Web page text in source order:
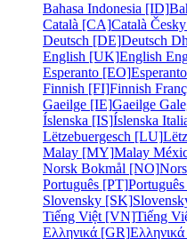
Bahasa Indonesia [ID]
Català [CA]Català
Deutsch [DE]Deutsch
English [UK]English
Esperanto [EO]Esperanto
Finnish [FI]Finnish
Gaeilge [IE]Gaeilge
Íslenska [IS]Íslenska
Lëtzebuergesch [LU]
Malay [MY]Malay
Norsk Bokmål [NO]
Português [PT]Português
Slovensky [SK]
Tiếng Việt [VN]Tiếng
Ελληνικά [GR]Ελληνικά